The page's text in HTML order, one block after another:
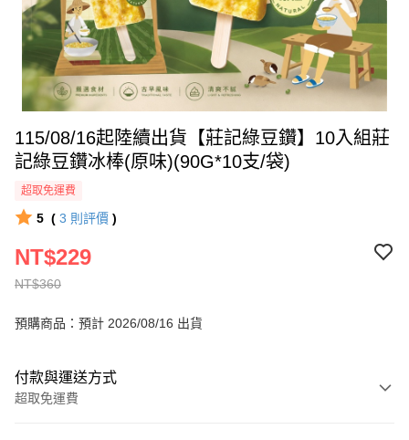
115/08/16起陸續出貨【莊記綠豆鑽】10入組莊
記綠豆鑽冰棒(原味)(90G*10支/袋)
超取免運費
5 ( 3 則評價 )
NT$360
NT$229
預購商品：預計 2026/08/16 出貨
付款與運送方式
超取免運費